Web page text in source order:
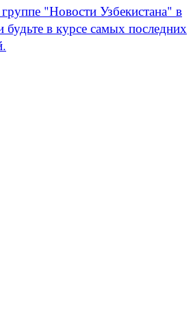
"Новости Узбекистана" в
в курсе самых последних